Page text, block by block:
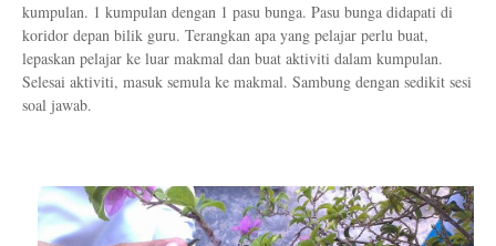
kumpulan. 1 kumpulan dengan 1 pasu bunga. Pasu bunga didapati di
koridor depan bilik guru. Terangkan apa yang pelajar perlu buat,
lepaskan pelajar ke luar makmal dan buat aktiviti dalam kumpulan.
Selesai aktiviti, masuk semula ke makmal. Sambung dengan sedikit sesi
soal jawab.